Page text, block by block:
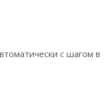
с шагом в